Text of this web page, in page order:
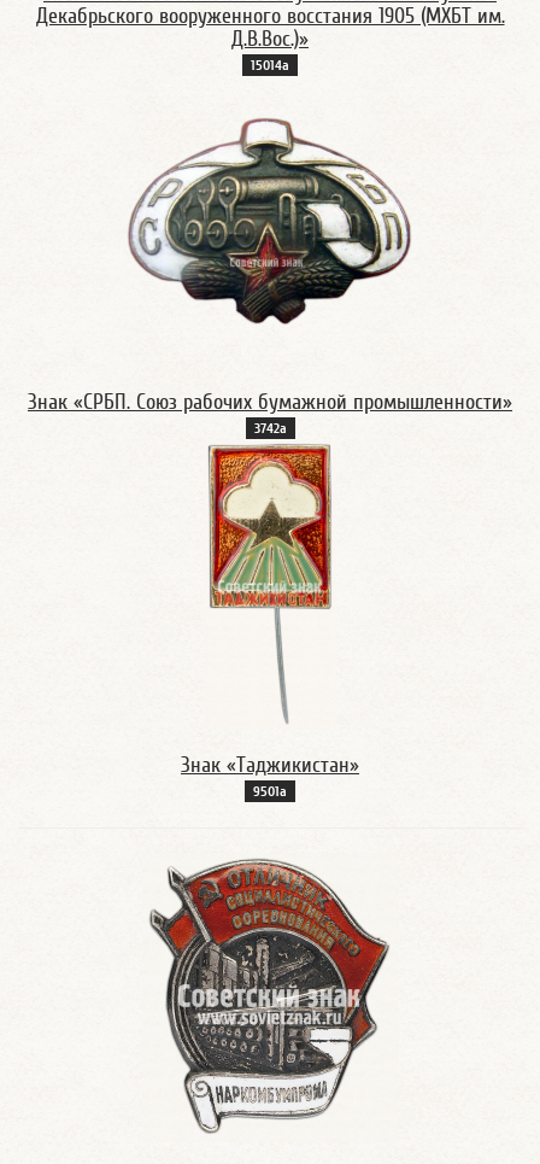
Декабрьского вооруженного восстания 1905 (МХБТ им.
Д.В.Вос.)»
15014а
Знак «СРБП. Союз рабочих бумажной промышленности»
3742а
Знак «Таджикистан»
9501а